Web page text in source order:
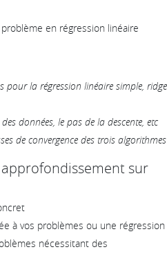
en régression linéaire
pour la régression linéaire simple, ridge
données, le pas de la descente, etc
de convergence des trois algorithmes
sur
à vos problèmes ou une régression
nécessitant des